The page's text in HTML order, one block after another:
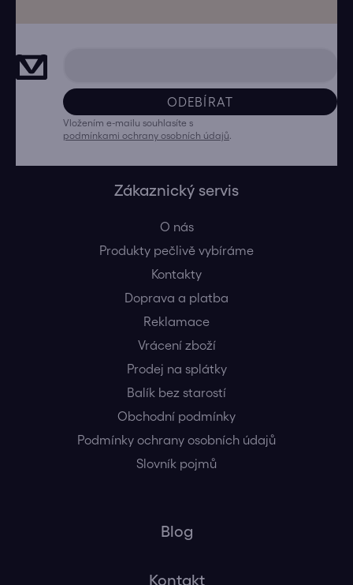
ODEBÍRAT
Vložením e-mailu souhlasíte s
podmínkami ochrany osobních údajů
Zákaznický servis
O nás
Produkty pečlivě vybíráme
Kontakty
Doprava a platba
Reklamace
Vrácení zboží
Prodej na splátky
Balík bez starostí
Obchodní podmínky
Podmínky ochrany osobních údajů
Slovník pojmů
Blog
Kontakt